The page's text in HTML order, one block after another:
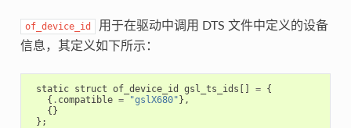
of_device_id
用于在驱动中调用 DTS 文件中定义的设备
信息，其定义如下所示：
static struct of_device_id gsl_ts_ids [] = {
{ . compatible = "gslX680"},
{}
};